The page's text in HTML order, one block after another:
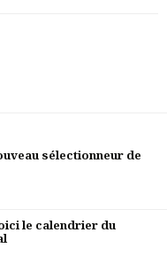
sélectionneur de
le calendrier du